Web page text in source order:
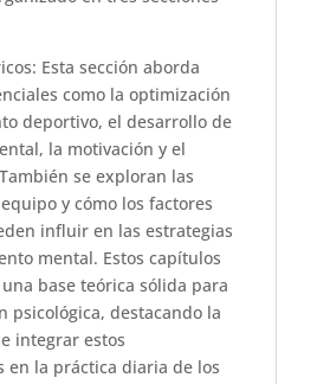
Esta sección aborda
como la optimización
deportivo, el desarrollo de
la motivación y el
se exploran las
y cómo los factores
influir en las estrategias
mental. Estos capítulos
base teórica sólida para
psicológica, destacando la
integrar estos
en la práctica diaria de los